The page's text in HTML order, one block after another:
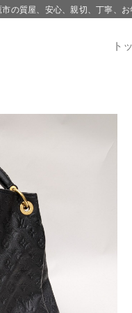
の質屋、安心、親切、丁寧、
ト